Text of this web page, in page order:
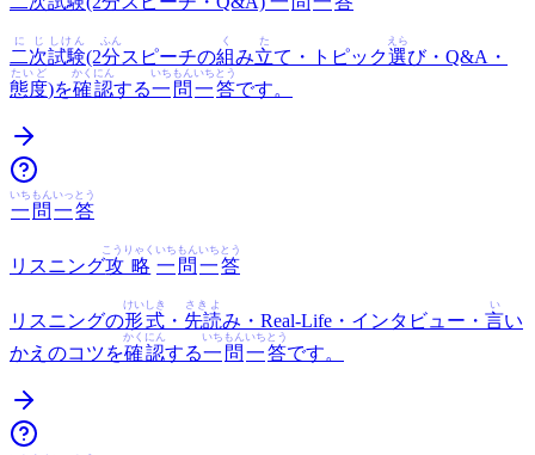
二
に
次
じ
試験
しけん
(2分
ふん
スピーチの組
く
み立
た
て・トピック選
えら
び・Q&A・
態度
たいど
)を確認
かくにん
する一
いち
問
もん
一
いち
答
とう
です。
一
いち
問
もん
一
いっ
答
とう
リスニング攻略
こうりゃく
一
いち
問
もん
一
いち
答
とう
リスニングの形式
けいしき
・ 先読
さきよ
み・Real-Life・インタビュー・ 言
い
い
かえのコツを確認
かくにん
する一
いち
問
もん
一
いち
答
とう
です。